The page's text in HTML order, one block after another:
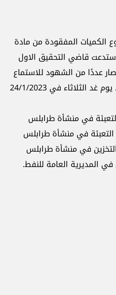
الكميات المفقودة من مادة
قاضي التحقيق الاول
عددًا من الشهود للاستماع
الى افاداتهم في جلسة تعقد يوم غد الثلاثاء في 24/1/2023
في منشأة طرابلس
في منشأة طرابلس
في منشأة طرابلس
المديرية العامة للنفط.